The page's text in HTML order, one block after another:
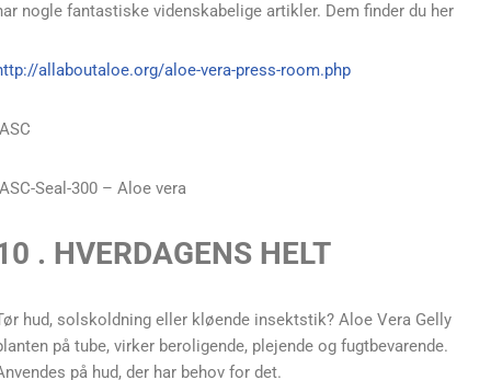
nogle fantastiske videnskabelige artikler. Dem finder du her
allaboutaloe.org/aloe-vera-press-room.php
Seal-300 – Aloe vera
. HVERDAGENS HELT
hud, solskoldning eller kløende insektstik? Aloe Vera Gelly
på tube, virker beroligende, plejende og fugtbevarende.
på hud, der har behov for det.